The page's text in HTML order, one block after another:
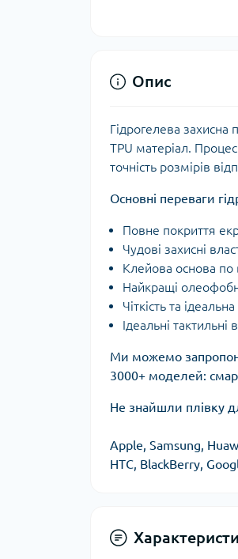
Опис
Гідрогелева захисна
TPU матеріал.
точність розмірів
Основні переваги
Повне покриття
Чудові захисні
Клейова основа по
Найкращі
Чіткість та
Ідеальні тактильні
Ми можемо
3000+ моделей:
Не знайшли плівку
Apple, Samsung,
HTC, BlackBerry,